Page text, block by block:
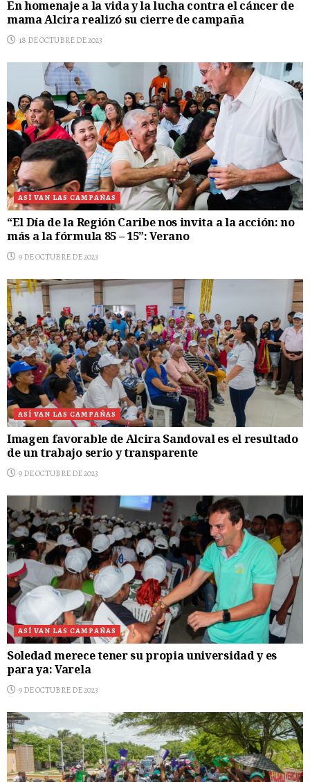
En homenaje a la vida y la lucha contra el cáncer de
mama Alcira realizó su cierre de campaña
18 DE OCTUBRE DE 2023
ASÍ VAN LAS CAMPAÑAS
“El Día de la Región Caribe nos invita a la acción: no
más a la fórmula 85 – 15”: Verano
9 DE OCTUBRE DE 2023
ASÍ VAN LAS CAMPAÑAS
Imagen favorable de Alcira Sandoval es el resultado
de un trabajo serio y transparente
9 DE OCTUBRE DE 2023
ASÍ VAN LAS CAMPAÑAS
Soledad merece tener su propia universidad y es
para ya: Varela
9 DE OCTUBRE DE 2023